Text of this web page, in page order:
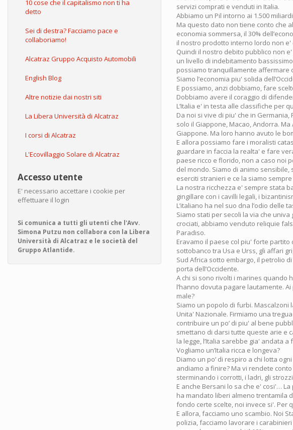
10 cose che il capitalismo non ti ha
detto
Sei di destra? Facciamo pace e
collaboriamo!
Alcatraz Gruppo Acquisto Automobili
English Blog
Altre notizie dai nostri siti
La Libera Università di Alcatraz
I corsi di Alcatraz
L'Ecovillaggio Solare di Alcatraz
Accesso utente
E' necessario accettare i cookie per
effettuare il login
Si comunica a tutti gli utenti che l'Avv.
Simona Putzu non collabora con la Libera
Università di Alcatraz e le società del
Gruppo Atlantide.
servizi comprati e venduti in Italia.
Abbiamo un Pil intorno ai 1.500
Ma questo dato non tiene conto che
economia sommersa, il 30%
il nostro prodotto interno lordo non e'
Quindi il nostro debito pubblico non
un livello di indebitamento
possiamo tranquillamente affermare
Siamo l’economia piu' solida
E possiamo, anzi dobbiamo, fare
Dobbiamo avere il coraggio di
L’Italia e' in testa alle classifiche per
Da noi si vive di piu' che in
solo il Giappone, Macao, Andorra.
Giappone. Ma loro hanno avuto le
E allora possiamo fare i moralisti
guardare in faccia la realta' e fare
paese ricco e florido, non a caso noi
del mondo. Siamo di animo
eserciti stranieri e ce la siamo
La nostra ricchezza e' sempre stata
gingillare con i cavilli legali, i
L’italiano ha nel suo dna l’odio delle
Siamo stati per secoli la via che
crociati, abbiamo venduto reliquie
Paradiso.
Eravamo il paese col piu' forte partito
sottobanco tra Usa e Urss, gli affari
Sud Africa sotto embargo, il petrolio
porta dell’Occidente.
A chi si sono rivolti i marines quando
l’hanno dovuta pagare lautamente.
male?
Siamo un popolo di furbi. Mascalzoni
Unita' Nazionale. Firmiamo una
contribuire un po’ di piu' al bene
smettano di darsi tutte queste arie e
la legge, l’Italia sarebbe gia' andata
Vogliamo un’Italia ricca e longeva?
Diamo un po’ di respiro a chi lotta
andiamo a finire? Ma vi rendete
sterminando i corrotti, i ladri, gli
E anche Bersani lo sa che e' cosi'…
ha mandato liberi almeno trentamila
fondo certe scelte, noi invece si'. Per
E allora, facciamo uno scambio. Noi
polizia, facciamo lavorare i